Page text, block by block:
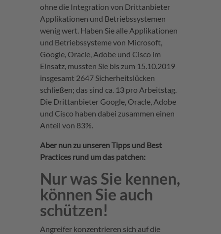
ohne die Integration von Drittanbieter
Applikationen und Betriebssystemen
wenig wert. Haben Sie alle Applikationen
und Betriebssysteme von Microsoft,
Google, Oracle, Adobe und Cisco im
Einsatz, mussten Sie bis zum 15.10.2019
insgesamt 2647 Sicherheitslücken
schließen; das sind ca. 13 pro Arbeitstag.
Die Drittanbieter Google, Oracle, Adobe
und Cisco haben dabei zusammen einen
Anteil von 83%.
Aber nun zu unseren Tipps und Best
Practices rund um das patchen:
Nur was Sie kennen,
können Sie auch
schützen!
Angreifer konzentrieren sich auf die